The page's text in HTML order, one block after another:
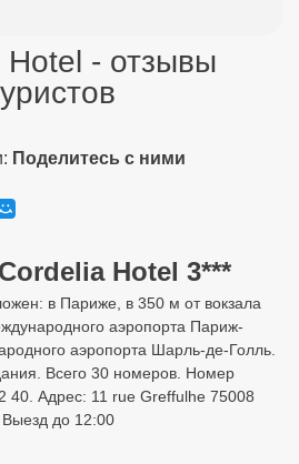
Hotel - отзывы
Поделитесь с ними
Hotel 3***
в Париже, в 350 м от вокзала
аэропорта Париж-
аэропорта Шарль-де-Голль.
Всего 30 номеров. Номер
40. Адрес: 11 rue Greffulhe 75008
до 12:00